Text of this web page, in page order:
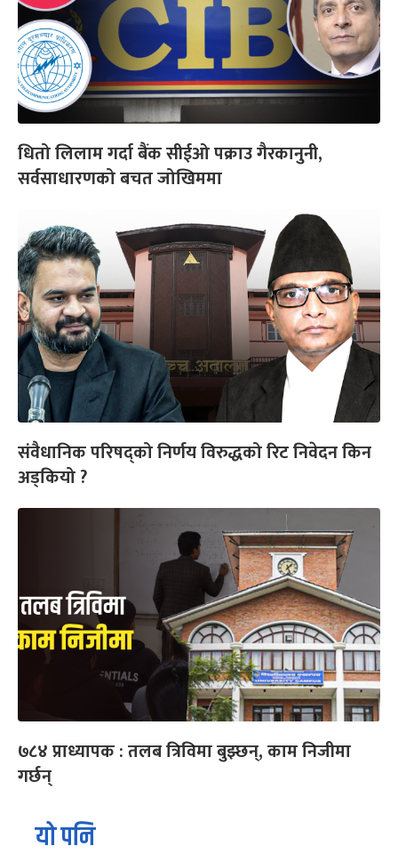
धितो लिलाम गर्दा बैंक सीईओ पक्राउ गैरकानुनी,
सर्वसाधारणको बचत जोखिममा
संवैधानिक परिषद्को निर्णय विरुद्धको रिट निवेदन किन
अड्कियो ?
७८४ प्राध्यापक : तलब त्रिविमा बुझ्छन्, काम निजीमा
गर्छन्
यो पनि